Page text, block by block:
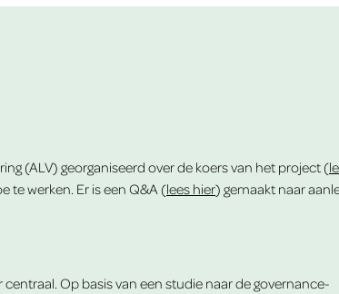
(ALV) georganiseerd over de koers van het project (
te werken. Er is een Q&A (lees hier) gemaakt naar
Op basis van een studie naar de governance-